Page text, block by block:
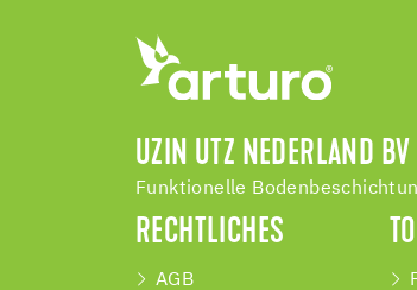
UZIN UTZ NEDERLAND BV
Funktionelle
RECHTLICHES
AGB